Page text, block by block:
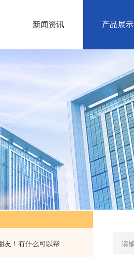
友！有什么可以帮
新闻资讯 产品展示